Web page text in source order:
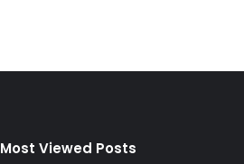
Most Viewed Posts